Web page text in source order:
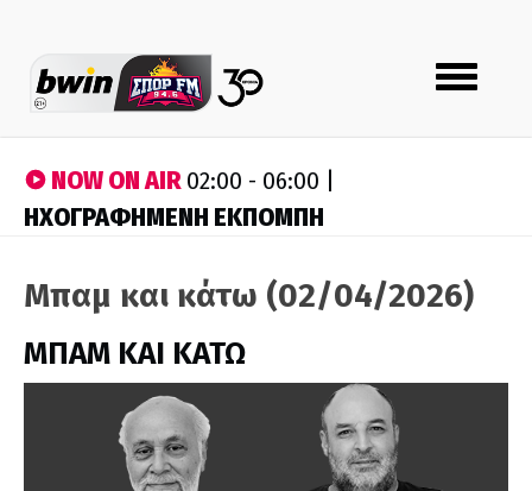
Toggle
navigation
NOW ON AIR02:00 - 06:00 |
ΗΧΟΓΡΑΦΗΜΕΝΗ ΕΚΠΟΜΠΗ
Μπαμ και κάτω (02/04/2026)
ΜΠΑΜ ΚΑΙ ΚΑΤΩ